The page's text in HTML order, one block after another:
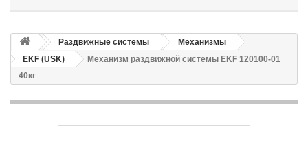
Раздвижные системы
Механизмы
EKF (USK)
Механизм раздвижной системы EKF 120100-01
40кг